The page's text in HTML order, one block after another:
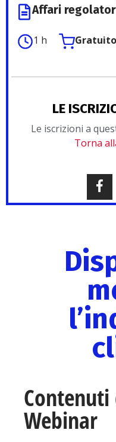
Contenuti
Webinar
Affari
1 h Gratuito
LE
Le iscrizioni a
Torna